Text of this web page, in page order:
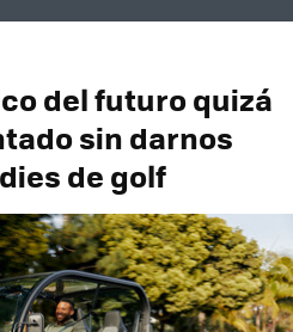
del futuro quizá
sin darnos
de golf